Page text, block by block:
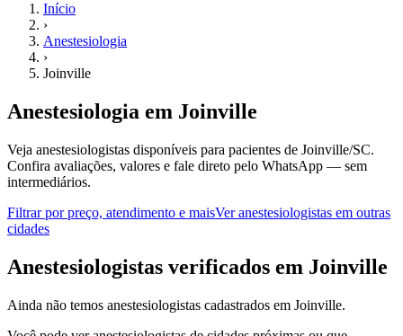
Início
›
Anestesiologia
›
Joinville
Anestesiologia em Joinville
Veja anestesiologistas disponíveis para pacientes de Joinville/SC.
Confira avaliações, valores e fale direto pelo WhatsApp — sem
intermediários.
Filtrar por preço, atendimento e maisVeranestesiologistas em outras
cidades
Anestesiologistas verificados em Joinville
Ainda não temos anestesiologistas cadastrados em Joinville.